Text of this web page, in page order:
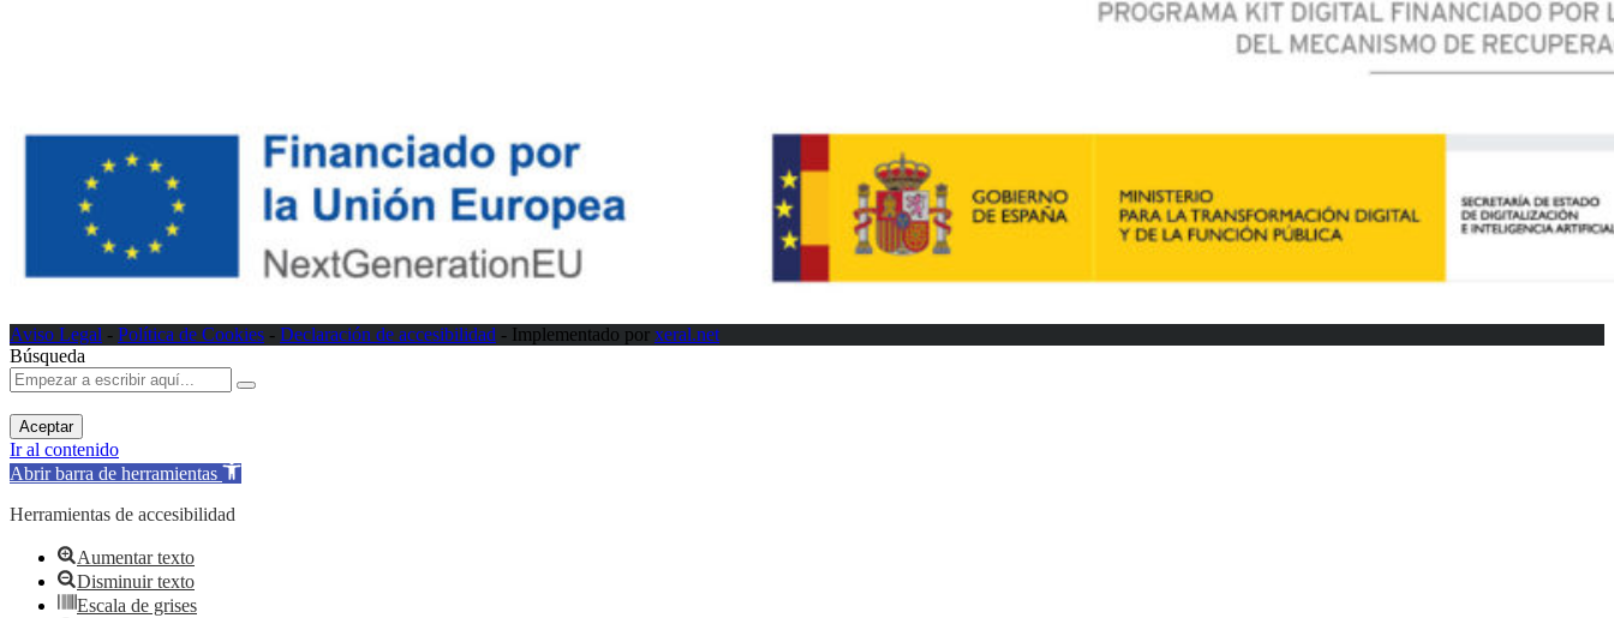
Aviso Legal - Política de Cookies - Declaración de accesibilidad - Implementado por xeral.net
Búsqueda
Aceptar
Ir al contenido
Abrir barra de herramientas
Herramientas de accesibilidad
Aumentar texto
Disminuir texto
Escala de grises